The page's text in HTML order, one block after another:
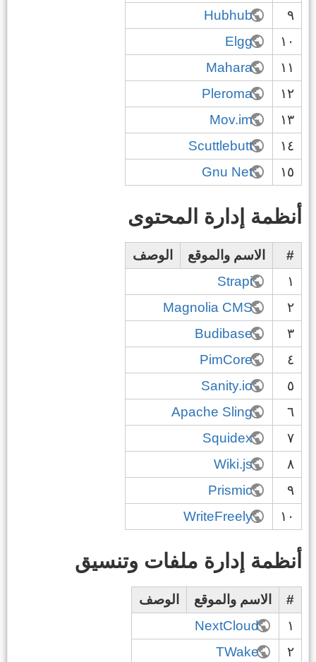
٩
Hubhub
١٠
Elgg
١١
Mahara
١٢
Pleroma
١٣
Mov.im
١٤
Scuttlebutt
١٥
Gnu Net
أنظمة إدارة المحتوى
# الاسم والموقع
الوصف
١
Strapi
٢
Magnolia CMS
٣
Budibase
٤
PimCore
٥
Sanity.io
٦
Apache Sling
٧
Squidex
٨
Wiki.js
٩
Prismic
١٠
WriteFreely
أنظمة إدارة ملفات وتنسيق
# الاسم والموقع
الوصف
١
NextCloud
٢
TWake